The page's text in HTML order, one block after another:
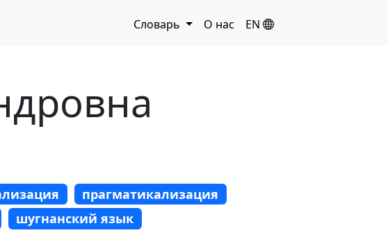
Словарь О нас EN
прагматикализация
шугнанский язык